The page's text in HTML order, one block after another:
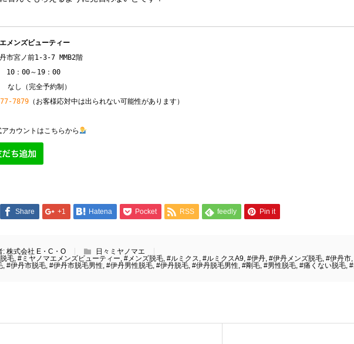
市宮ノ前1-3-7 MMB2階
10：00～19：00
7879（お客様応対中は出られない可能性があります）
カウントはこちらから
Share +1 Hatena Pocket RSS feedly Pin it
: 株式会社 E・C・O
日々ミヤノマエ
毛, #ミヤノマエメンズビューティー, #メンズ脱毛, #ルミクス, #ルミクスA9, #伊丹, #伊丹メンズ脱毛, #伊丹市,
, #伊丹市脱毛, #伊丹市脱毛男性, #伊丹男性脱毛, #伊丹脱毛, #伊丹脱毛男性, #剛毛, #男性脱毛, #痛くない脱毛,